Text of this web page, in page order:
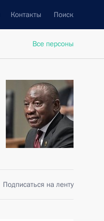
Контакты Поиск
Все персоны
Подписаться на ленту